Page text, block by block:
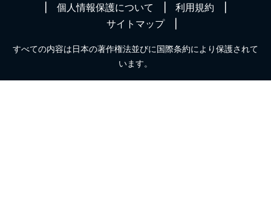
個人情報保護について
利用規約
サイトマップ
すべての内容は日本の著作権法並びに国際条約により保護されて
います。